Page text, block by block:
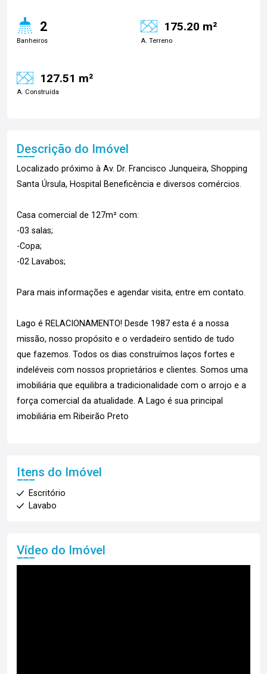
2
Banheiros
175.20 m²
A. Terreno
127.51 m²
A. Construída
Descrição do Imóvel
Localizado próximo à Av. Dr. Francisco Junqueira, Shopping
Santa Úrsula, Hospital Beneficência e diversos comércios.
Casa comercial de 127m² com:
-03 salas;
-Copa;
-02 Lavabos;
Para mais informações e agendar visita, entre em contato.
Lago é RELACIONAMENTO! Desde 1987 esta é a nossa
missão, nosso propósito e o verdadeiro sentido de tudo
que fazemos. Todos os dias construímos laços fortes e
indeléveis com nossos proprietários e clientes. Somos uma
imobiliária que equilibra a tradicionalidade com o arrojo e a
força comercial da atualidade. A Lago é sua principal
imobiliária em Ribeirão Preto
Itens do Imóvel
Escritório
Lavabo
Vídeo do Imóvel